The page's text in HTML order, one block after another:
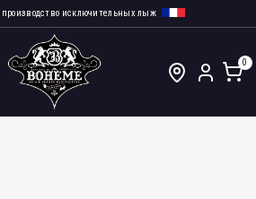
производство исключительных лыж